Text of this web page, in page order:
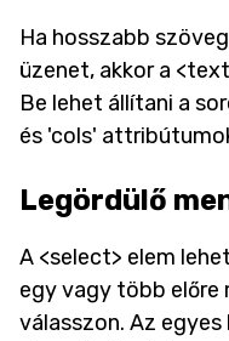
Ha hosszabb
üzenet, akkor a
Be lehet állítani a
és 'cols'
Legördülő
A <select> elem
egy vagy több
válasszon. Az